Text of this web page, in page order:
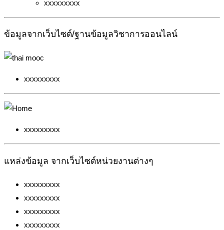
xxxxxxxxx
ข้อมูลจากเว็บไซต์/ฐานข้อมูลวิชาการออนไลน์
xxxxxxxxx
xxxxxxxxx
แหล่งข้อมูล จากเว็บไซต์หน่วยงานต่างๆ
xxxxxxxxx
xxxxxxxxx
xxxxxxxxx
xxxxxxxxx